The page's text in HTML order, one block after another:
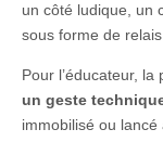
un côté ludique, un
sous forme de
Pour l’éducateur,
un geste
immobilisé ou lancé